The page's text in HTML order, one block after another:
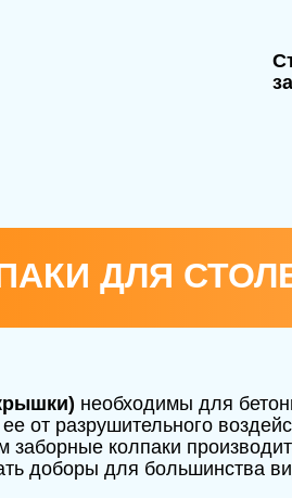
ДЛЯ
необходимы для
от разрушительного
заборные колпаки
доборы для большинства